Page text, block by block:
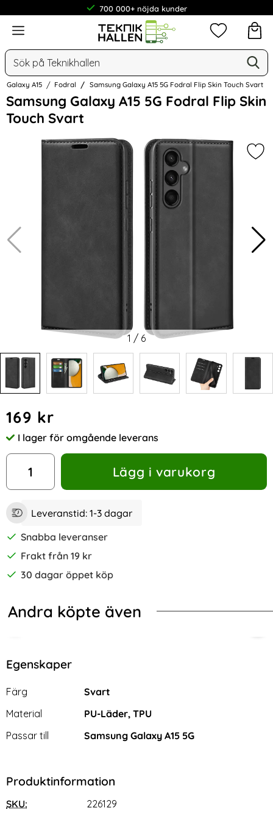
700 000+ nöjda kunder
Meny
Sök
Mina
Galaxy A15 Fodral Samsung Galaxy A15 5G Fodral Flip Skin Touch Svart
Samsung Galaxy A15 5G Fodral Flip Skin
Touch Svart
Hoppa
över
Bilder
1 / 6
pris
169 kr
Tillgänglighet:
I lager för omgående leverans
antal
Lägg i varukorg
Leveranstid: 1-3 dagar
Snabba leveranser
Frakt från 19 kr
30 dagar öppet köp
Andra köpte även
Små Ugglor
Galaxy A15 5G Fodral Litchi Läder Vit
2-Pack Samsung A15 -
Egenskaper
Egenskaper/attribut för denna produkt
Attribut
Färg
Svart
Material
PU-Läder, TPU
Passar till
Samsung Galaxy A15 5G
Produktinformation
SKU: 226129